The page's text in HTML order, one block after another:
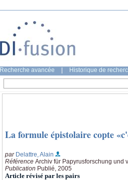
Recherche avancée Historique de
La formule épistolaire copte
par Delattre, Alain
Référence Archiv für Papyrusforschung und
Publication Publié, 2005
Article révisé par les pairs